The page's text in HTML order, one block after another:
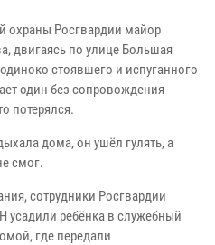
охраны Росгвардии майор
двигаясь по улице Большая
стоявшего и испуганного
один без сопровождения
потерялся.
дома, он ушёл гулять, а
смог.
сотрудники Росгвардии
усадили ребёнка в служебный
где передали